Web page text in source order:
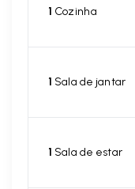
1 Cozinha
1 Sala de jantar
1 Sala de estar